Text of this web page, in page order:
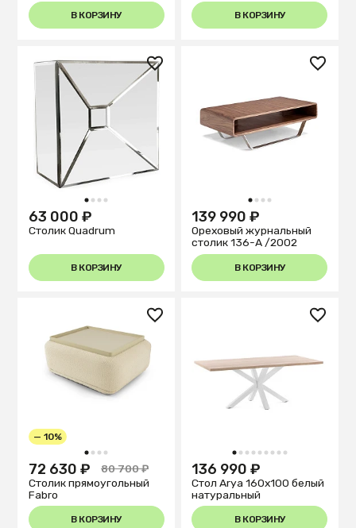
В КОРЗИНУ В КОРЗИНУ
1 2 3 4
63 000 ₽
Столик Quadrum
В КОРЗИНУ
1 2 3 4
139 990 ₽
Ореховый журнальный
столик 136-A /2002
В КОРЗИНУ
1 2 3 4
— 10%
72 630 ₽
80 700 ₽
Столик прямоугольный
Fabro
В КОРЗИНУ
1 2 3 4 5 6 7 8 9
136 990 ₽
Стол Arya 160x100 белый
натуральный
В КОРЗИНУ